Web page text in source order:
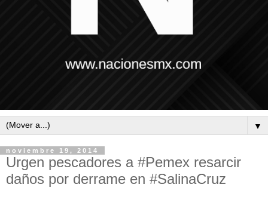
▼
noviembre 19, 2014
Urgen pescadores a #Pemex resarcir
daños por derrame en #SalinaCruz